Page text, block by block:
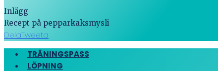
Inlägg
Recept på pepparkaksmysli
DelaTweeta
TRÄNINGSPASS
LÖPNING